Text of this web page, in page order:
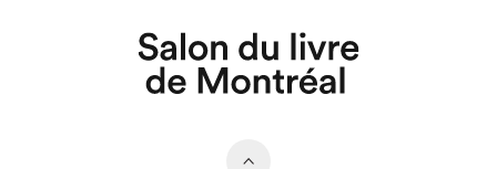
Que cherchez-vous?